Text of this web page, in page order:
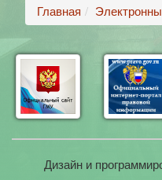
Главная
Дизайн и